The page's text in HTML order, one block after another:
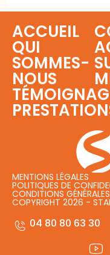
MENTIONS LÉGALES
POLITIQUES DE
CONDITIONS
COPYRIGHT 2026 -
ACCUEIL
QUI
SOMMES-
NOUS
04 80 80 63 30